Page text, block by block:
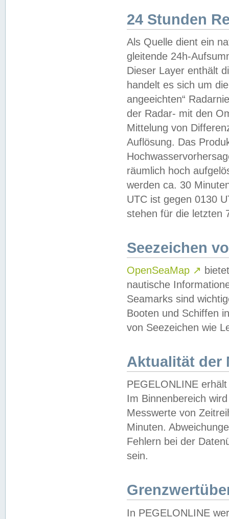
24 Stunden
Als Quelle dient ein
gleitende 24h-
Dieser Layer enthält
handelt es sich um
angeeichten“
der Radar- mit den
Mittelung von
Auflösung. Das
räumlich hoch
werden ca. 30
UTC ist gegen 0130
stehen für die letzten
Seezeichen
OpenSeaMap ↗
nautische
Seamarks sind
Booten und Schiffen
von Seezeichen wie
Aktualität der
PEGELONLINE
Im Binnenbereich
Messwerte von
Minuten.
Fehlern bei der
sein.
In PEGELONLINE